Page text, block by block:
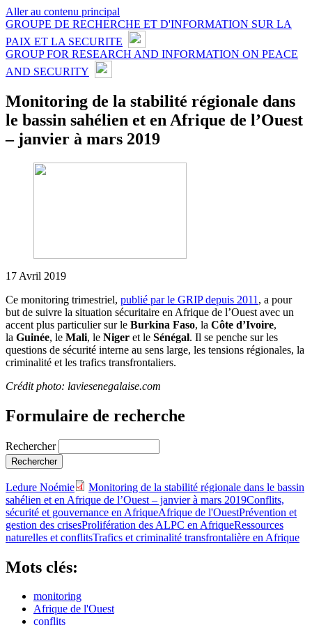
Aller au contenu principal
GROUPE DE RECHERCHE ET D'INFORMATION SUR LA
PAIX ET LA SECURITE
GROUP FOR RESEARCH AND INFORMATION ON PEACE
AND SECURITY
Monitoring de la stabilité régionale dans
le bassin sahélien et en Afrique de l’Ouest
– janvier à mars 2019
17 Avril 2019
Ce monitoring trimestriel, publié par le GRIP depuis 2011 , a pour
but de suivre la situation sécuritaire en Afrique de l’Ouest avec un
accent plus particulier sur le Burkina Faso, la Côte d’Ivoire,
la Guinée, le Mali, le Niger et le Sénégal. Il se penche sur les
questions de sécurité interne au sens large, les tensions régionales, la
criminalité et les trafics transfrontaliers.
Crédit photo: laviesenegalaise.com
Formulaire de recherche
Rechercher
Ledure Noémie
Monitoring de la stabilité régionale dans le bassin
sahélien et en Afrique de l’Ouest – janvier à mars 2019Conflits,
sécurité et gouvernance en AfriqueAfrique de l'OuestPrévention et
gestion des crisesProlifération des ALPC en AfriqueRessources
naturelles et conflitsTrafics et criminalité transfrontalière en Afrique
Mots clés:
monitoring
Afrique de l'Ouest
conflits